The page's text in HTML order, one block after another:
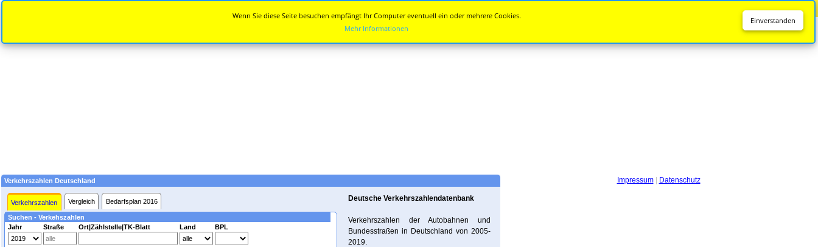
Verkehrszahlen Deutschland
Verkehrszahlen Vergleich Bedarfsplan 2016
Suchen - Verkehszahlen
Jahr
Straße Ort|Zählstelle|TK-Blatt Land BPL
Deutsche Verkehrszahlendatenbank
Verkehrszahlen der Autobahnen und
Bundesstraßen in Deutschland von 2005-
2019.
Impressum| Datenschutz
Einverstanden
Wenn Sie diese Seite besuchen empfängt Ihr Computer eventuell ein oder mehrere Cookies.
Mehr Informationen